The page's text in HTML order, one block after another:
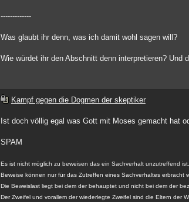
-------------
Was glaubt ihr denn, was ich damit wohl sagen will?
Wie würdet ihr den Abschnitt denn interpretieren? Und
Kampf gegen die Dogmen der skeptiker
Ist doch völlig egal was Gott mit Moses gemacht hat
SPAM
Es ist nicht möglich zu beweisen das ein Sachverhalt unzutreffend ist.
Beweise können nur für das Zutreffen eines Sachverhaltes erbracht
Die Beweislast liegt bei dem der behauptet und nicht bei dem der
Der Zweifel und vorallem der wiederlegte Zweifel sind die Eltern der